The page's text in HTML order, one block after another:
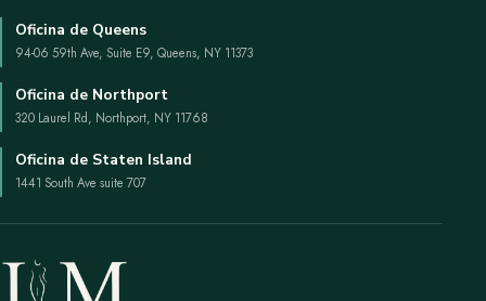
Oficina de Queens
94-06 59th Ave, Suite E9, Queens, NY 11373
Oficina de Northport
320 Laurel Rd, Northport, NY 11768
Oficina de Staten Island
1441 South Ave suite 707